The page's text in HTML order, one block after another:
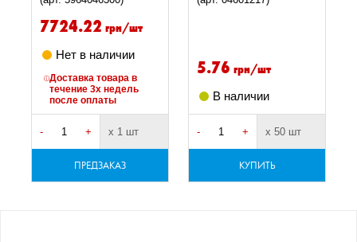
7724.22 грн/шт
Нет в наличии
Доставка товара в
течение 3х недель
после оплаты
- + х 1 шт
ПРЕДЗАКАЗ
5.76 грн/шт
В наличии
- + х 50 шт
КУПИТЬ